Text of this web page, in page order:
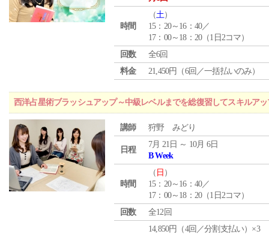
時間
（土）
15：20～16：40／
17：00～18：20（1日2コマ）
回数
全6回
料金
21,450円（6回／一括払いのみ）
西洋占星術ブラッシュアップ～中級レベルまでを総復習してスキルア
講師 狩野 みどり
日程
7月 21日 ～ 10月 6日
B Week
時間
（ 日 ）
15：20～16：40／
17：00～18：20（1日2コマ）
回数
全12回
14,850円（4回／分割支払い）×3